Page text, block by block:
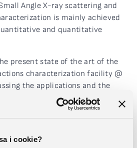
i cookie?
Angle X-ray scattering and
is mainly achieved
and quantitative
present state of the art of the
characterization facility @
the applications and the
the platform (i.e., Isothermal
Grating Coupled
upcoming improvements that